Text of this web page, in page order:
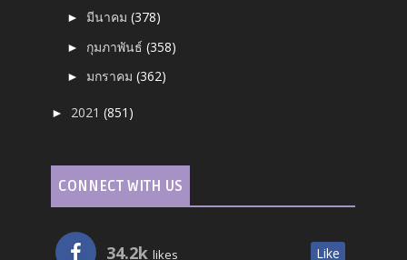
► มีนาคม(378)
► กุมภาพันธ์(358)
► มกราคม(362)
► 2021(851)
CONNECT WITH US
34.2k likes Like